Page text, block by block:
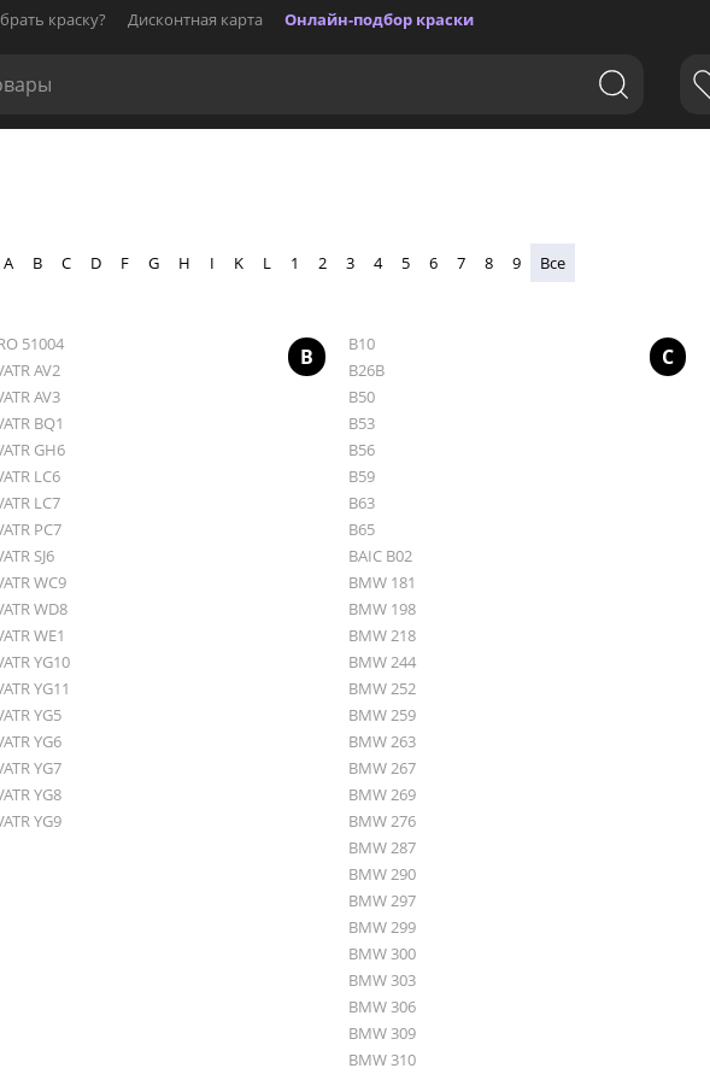
краску? Дисконтная карта Онлайн-подбор краски
A B C D F G H I K L 1 2 3 4 5 6 7 8 9 Все
51004
AV2
AV3
BQ1
GH6
LC6
LC7
PC7
SJ6
WC9
WD8
WE1
YG10
YG11
YG5
YG6
YG7
YG8
YG9
B
B10
B26B
B50
B53
B56
B59
B63
B65
BAIC B02
BMW 181
BMW 198
BMW 218
BMW 244
BMW 252
BMW 259
BMW 263
BMW 267
BMW 269
BMW 276
BMW 287
BMW 290
BMW 297
BMW 299
BMW 300
BMW 303
BMW 306
BMW 309
BMW 310
C